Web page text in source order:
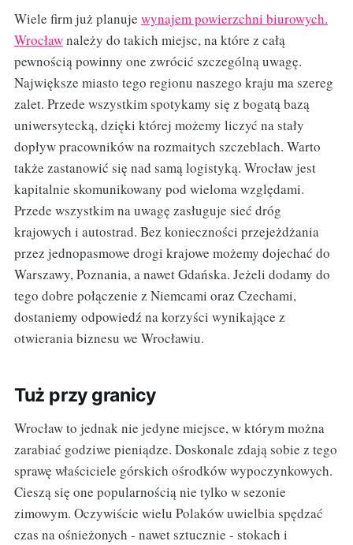
Wiele firm już planuje wynajem powierzchni biurowych.
Wrocławnależy do takich miejsc, na które z całą
pewnością powinny one zwrócić szczególną uwagę.
Największe miasto tego regionu naszego kraju ma szereg
zalet. Przede wszystkim spotykamy się z bogatą bazą
uniwersytecką, dzięki której możemy liczyć na stały
dopływ pracowników na rozmaitych szczeblach. Warto
także zastanowić się nad samą logistyką. Wrocław jest
kapitalnie skomunikowany pod wieloma względami.
Przede wszystkim na uwagę zasługuje sieć dróg
krajowych i autostrad. Bez konieczności przejeżdżania
przez jednopasmowe drogi krajowe możemy dojechać do
Warszawy, Poznania, a nawet Gdańska. Jeżeli dodamy do
tego dobre połączenie z Niemcami oraz Czechami,
dostaniemy odpowiedź na korzyści wynikające z
otwierania biznesu we Wrocławiu.
Tuż przy granicy
Wrocław to jednak nie jedyne miejsce, w którym można
zarabiać godziwe pieniądze. Doskonale zdają sobie z tego
sprawę właściciele górskich ośrodków wypoczynkowych.
Cieszą się one popularnością nie tylko w sezonie
zimowym. Oczywiście wielu Polaków uwielbia spędzać
czas na ośnieżonych - nawet sztucznie - stokach i